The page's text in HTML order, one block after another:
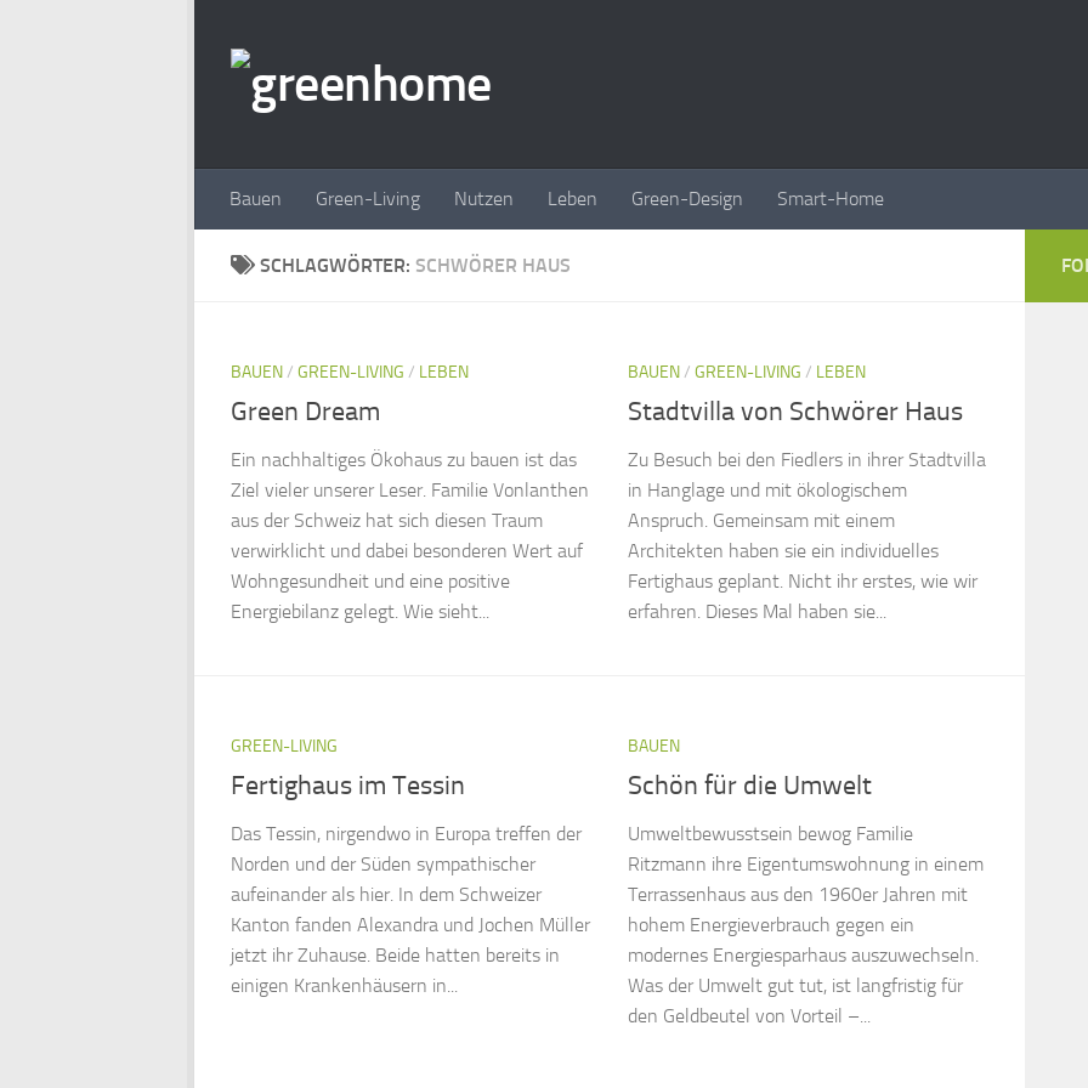
Bauen Green-Living Nutzen Leben Green-Design Smart-Home
SCHLAGWÖRTER: SCHWÖRER HAUS
BAUEN/ GREEN-LIVING / LEBEN
Green Dream
Ein nachhaltiges Ökohaus zu bauen ist das
Ziel vieler unserer Leser. Familie Vonlanthen
aus der Schweiz hat sich diesen Traum
verwirklicht und dabei besonderen Wert auf
Wohngesundheit und eine positive
Energiebilanz gelegt. Wie sieht...
BAUEN/ GREEN-LIVING / LEBEN
Stadtvilla von Schwörer Haus
Zu Besuch bei den Fiedlers in ihrer Stadtvilla
in Hanglage und mit ökologischem
Anspruch. Gemeinsam mit einem
Architekten haben sie ein individuelles
Fertighaus geplant. Nicht ihr erstes, wie wir
erfahren. Dieses Mal haben sie...
GREEN-LIVING
Fertighaus im Tessin
Das Tessin, nirgendwo in Europa treffen der
Norden und der Süden sympathischer
aufeinander als hier. In dem Schweizer
Kanton fanden Alexandra und Jochen Müller
jetzt ihr Zuhause. Beide hatten bereits in
einigen Krankenhäusern in...
BAUEN
Schön für die Umwelt
Umweltbewusstsein bewog Familie
Ritzmann ihre Eigentumswohnung in einem
Terrassenhaus aus den 1960er Jahren mit
hohem Energieverbrauch gegen ein
modernes Energiesparhaus auszuwechseln.
Was der Umwelt gut tut, ist langfristig für
den Geldbeutel von Vorteil –...